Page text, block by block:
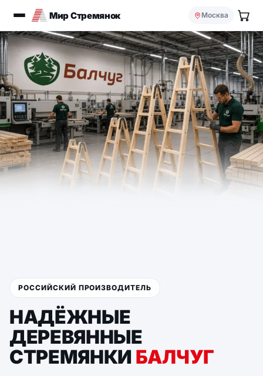
Мир Стремянок Москва
РОССИЙСКИЙ ПРОИЗВОДИТЕЛЬ
НАДЁЖНЫЕ
ДЕРЕВЯННЫЕ
СТРЕМЯНКИ БАЛЧУГ